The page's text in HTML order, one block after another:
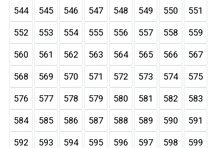
544 545 546 547 548 549 550 551
552 553 554 555 556 557 558 559
560 561 562 563 564 565 566 567
568 569 570 571 572 573 574 575
576 577 578 579 580 581 582 583
584 585 586 587 588 589 590 591
592 593 594 595 596 597 598 599